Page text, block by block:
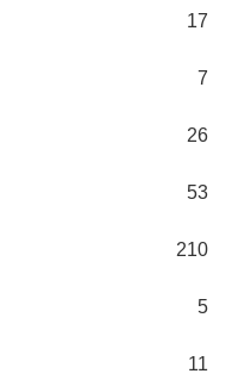
17
7
26
53
210
5
11